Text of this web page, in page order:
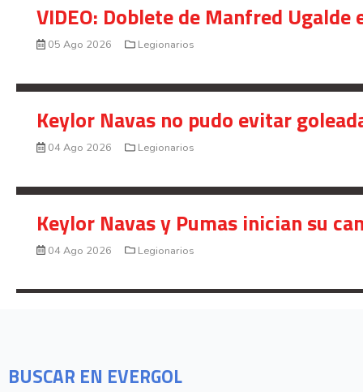
BUSCAR EN EVERGOL
VIDEO: Doblete de Manfred
05 Ago 2026 Legionarios
Keylor Navas no pudo evitar
04 Ago 2026 Legionarios
Keylor Navas y Pumas inician su
04 Ago 2026 Legionarios